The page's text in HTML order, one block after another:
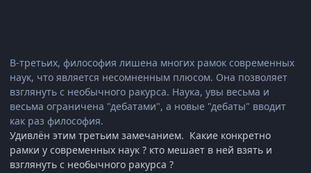
В-третьих, философия лишена многих рамок современных
наук, что является несомненным плюсом. Она позволяет
взглянуть с необычного ракурса. Наука, увы весьма и
весьма ограничена "дебатами", а новые "дебаты" вводит
как раз философия.
Удивлён этим третьим замечанием. Какие конкретно
рамки у современных наук ? кто мешает в ней взять и
взглянуть с необычного ракурса ?